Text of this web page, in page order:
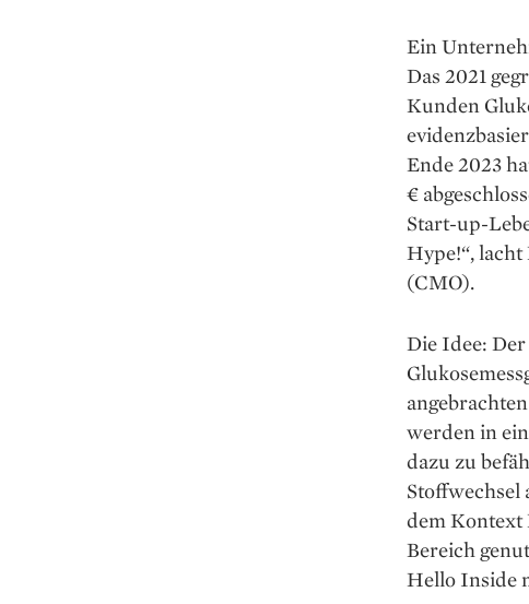
Ein
Das 2021
Kunden
Ende 2023
€
Start-up-
Hype!“,
(CMO).
Die Idee:
werden in
dazu zu
Stoffwechsel
dem Kontext
Bereich
Hello Inside